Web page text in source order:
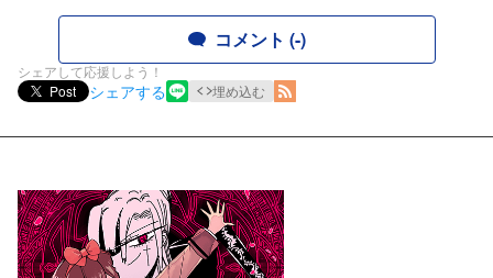
コメント (-)
シェアして応援しよう！
Post
シェアする 埋め込む